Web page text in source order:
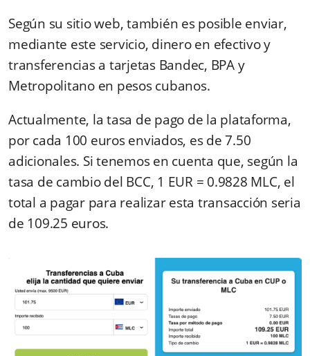
Según su sitio web, también es posible enviar,
mediante este servicio, dinero en efectivo y
transferencias a tarjetas Bandec, BPA y
Metropolitano en pesos cubanos.
Actualmente, la tasa de pago de la plataforma,
por cada 100 euros enviados, es de 7.50
adicionales. Si tenemos en cuenta que, según la
tasa de cambio del BCC, 1 EUR = 0.9828 MLC, el
total a pagar para realizar esta transacción seria
de 109.25 euros.